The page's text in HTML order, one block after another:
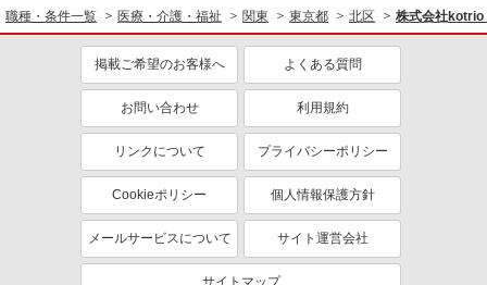
同じ特徴から求人を探す
ミドル（40代～）活躍中
ボーナス・賞与あり
車通勤OK
交通費支給
社会保険あり
産休・育休取得実績あり
職種・条件一覧 医療・介護・福祉 関東 東京都 北区 株式会社kotrio
掲載ご希望のお客様へ よくある質問
お問い合わせ 利用規約
リンクについて プライバシーポリシー
Cookieポリシー 個人情報保護方針
メールサービスについて サイト運営会社
サイトマップ